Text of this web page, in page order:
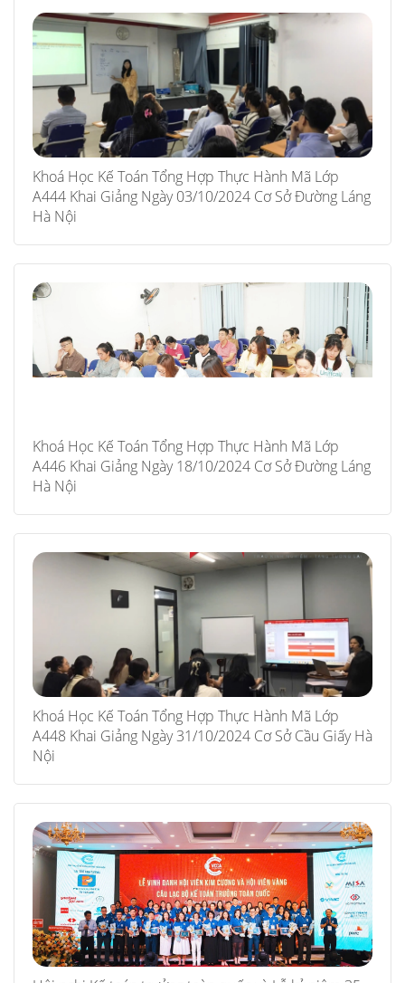
Khoá Học Kế Toán Tổng Hợp Thực Hành Mã Lớp
A444 Khai Giảng Ngày 03/10/2024 Cơ Sở Đường Láng
Hà Nội
Khoá Học Kế Toán Tổng Hợp Thực Hành Mã Lớp
A446 Khai Giảng Ngày 18/10/2024 Cơ Sở Đường Láng
Hà Nội
Khoá Học Kế Toán Tổng Hợp Thực Hành Mã Lớp
A448 Khai Giảng Ngày 31/10/2024 Cơ Sở Cầu Giấy Hà
Nội